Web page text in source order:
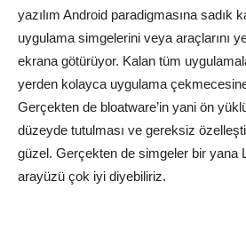
yazılım Android paradigmasına sadık
uygulama simgelerini veya araçlarını
ekrana götürüyor. Kalan tüm
yerden kolayca uygulama
Gerçekten de bloatware’in yani ön
düzeyde tutulması ve gereksiz
güzel. Gerçekten de simgeler bir yana
arayüzü çok iyi diyebiliriz.